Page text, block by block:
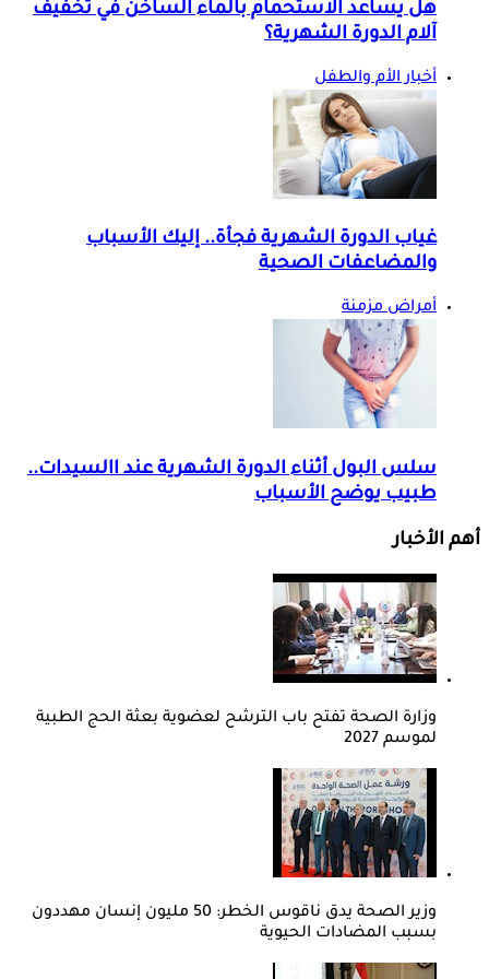
هل يساعد الاستحمام بالماء الساخن في تخفيف
آلام الدورة الشهرية؟
أخبار الأم والطفل
غياب الدورة الشهرية فجأة.. إليك الأسباب
والمضاعفات الصحية
أمراض مزمنة
سلس البول أثناء الدورة الشهرية عند االسيدات..
طبيب يوضح الأسباب
أهم الأخبار
وزارة الصحة تفتح باب الترشح لعضوية بعثة الحج الطبية
لموسم 2027
وزير الصحة يدق ناقوس الخطر: 50 مليون إنسان مهددون
بسبب المضادات الحيوية